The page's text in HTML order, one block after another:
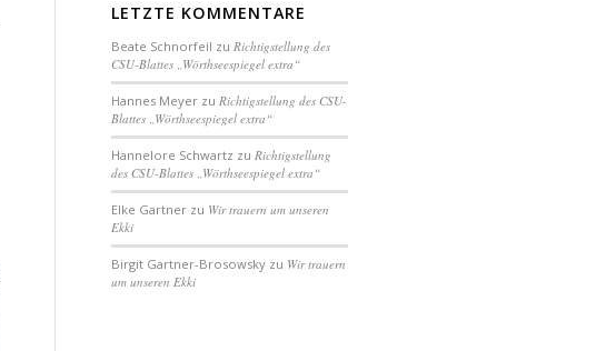
LETZTE KOMMENTARE
Beate Schnorfeil zu Richtigstellung des
CSU-Blattes „Wörthseespiegel extra“
Hannes Meyer zu Richtigstellung des CSU-
Blattes „Wörthseespiegel extra“
Hannelore Schwartz zu Richtigstellung
des CSU-Blattes „Wörthseespiegel extra“
Elke Gartner zu Wir trauern um unseren
Ekki
Birgit Gartner-Brosowsky zu Wir trauern
um unseren Ekki